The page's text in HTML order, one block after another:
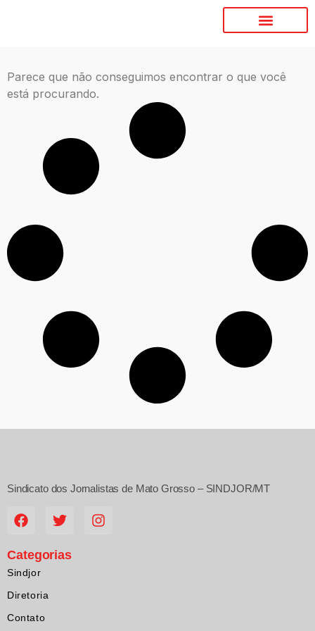
Parece que não conseguimos encontrar o que você
está procurando.
Sindicato dos Jornalistas de Mato Grosso – SINDJOR/MT
Categorias
Sindjor
Diretoria
Contato